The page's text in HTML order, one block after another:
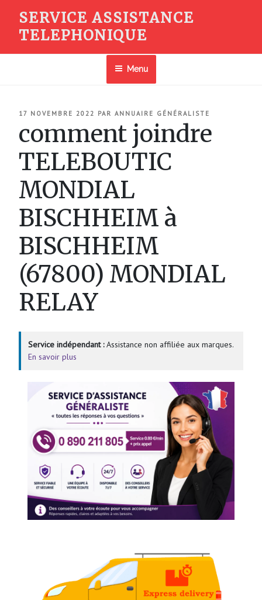
contenu
SERVICE ASSISTANCE
TELEPHONIQUE
Menu
PUBLIÉ
17 NOVEMBRE 2022 PAR ANNUAIRE GÉNÉRALISTE
comment joindre
TELEBOUTIC
MONDIAL
BISCHHEIM à
BISCHHEIM
(67800) MONDIAL
RELAY
Service indépendant :Assistance non affiliée aux marques.
En savoir plus